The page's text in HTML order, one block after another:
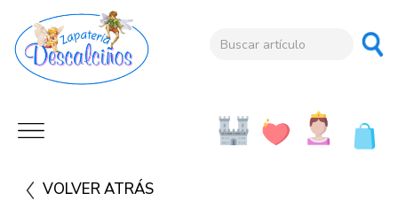
VOLVER ATRÁS